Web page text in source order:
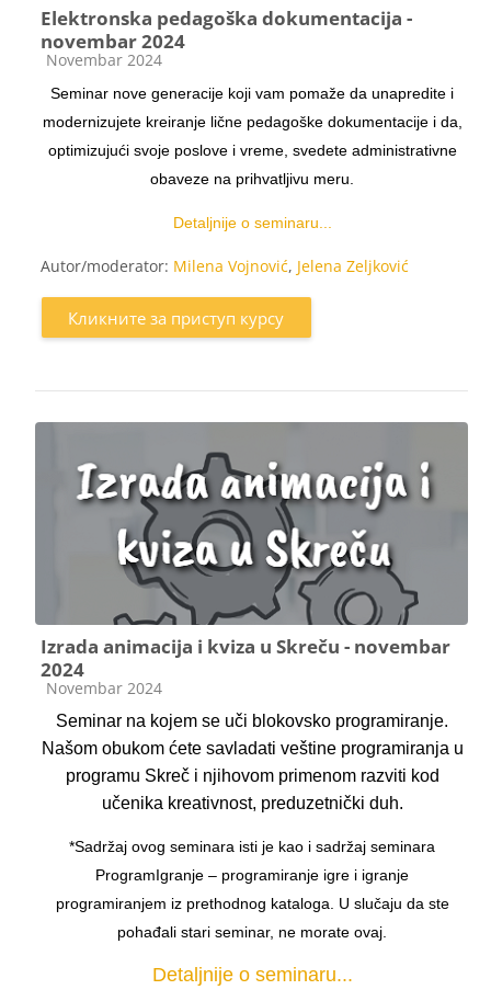
Elektronska pedagoška dokumentacija -
novembar 2024
Категорија курса
Novembar 2024
Seminar nove generacije koji vam pomaže da unapredite i
modernizujete kreiranje lične pedagoške dokumentacije i da,
optimizujući svoje poslove i vreme, svedete administrativne
obaveze na prihvatljivu meru.
Detaljnije o seminaru...
Autor/moderator: Milena Vojnović, Jelena Zeljković
Кликните за приступ курсу
Izrada animacija i kviza u Skreču - novembar
2024
Категорија курса
Novembar 2024
Seminar na kojem se uči blokovsko programiranje.
Našom obukom ćete savladati veštine programiranja u
programu Skreč i njihovom primenom razviti kod
učenika kreativnost, preduzetnički duh.
*Sadržaj ovog seminara isti je kao i sadržaj seminara
ProgramIgranje – programiranje igre i igranje
programiranjem iz prethodnog kataloga. U slučaju da ste
pohađali stari seminar, ne morate ovaj.
Detaljnije o seminaru...